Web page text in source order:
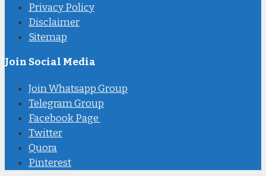
Privacy Policy
Disclaimer
Sitemap
Join Social Media
Join Whatsapp Group
Telegram Group
Facebook Page
Twitter
Quora
Pinterest